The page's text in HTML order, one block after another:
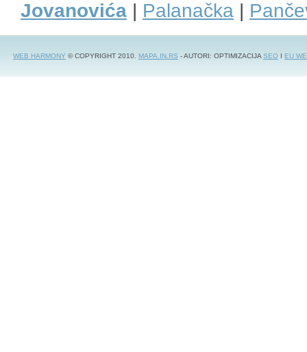
Jovanovića | Palanačka |
WEB HARMONY © COPYRIGHT 2010. MAPA.IN.RS - AUTORI: OPTIMIZACIJASEO I EU